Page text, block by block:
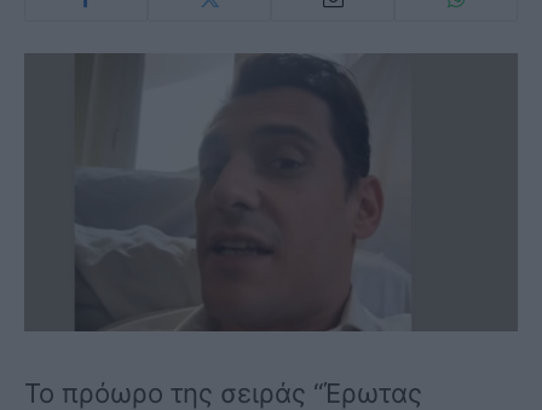
Το πρόωρο της σειράς “Έρωτας